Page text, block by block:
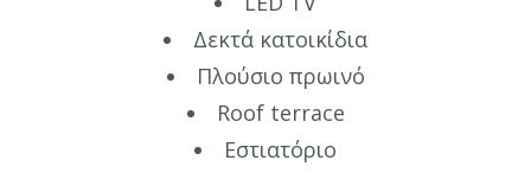
Δεκτά κατοικίδια
Πλούσιο πρωινό
Roof terrace
Εστιατόριο